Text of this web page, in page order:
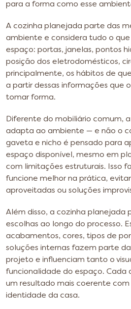
para a forma como esse
A cozinha planejada parte das
ambiente e considera tudo o
espaço: portas, janelas, pontos
posição dos eletrodomésticos,
principalmente, os hábitos de
a partir dessas informações que
tomar forma.
Diferente do mobiliário comum,
adapta ao ambiente — e não o
gaveta e nicho é pensado para
espaço disponível, mesmo em
com limitações estruturais. Isso
funcione melhor na prática,
aproveitadas ou soluções
Além disso, a cozinha planejada
escolhas ao longo do processo.
acabamentos, cores, tipos de
soluções internas fazem parte
projeto e influenciam tanto o
funcionalidade do espaço. Cada
um resultado mais coerente
identidade da casa.